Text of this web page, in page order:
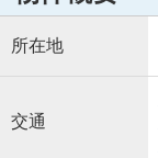
所在地
交通